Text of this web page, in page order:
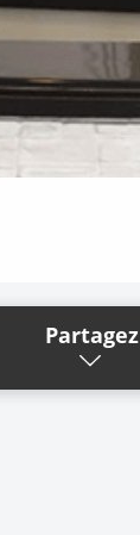
Partagez